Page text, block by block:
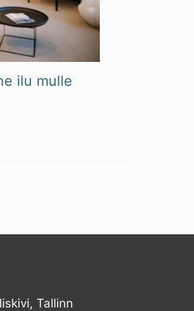
ilu mulle
Tallinn